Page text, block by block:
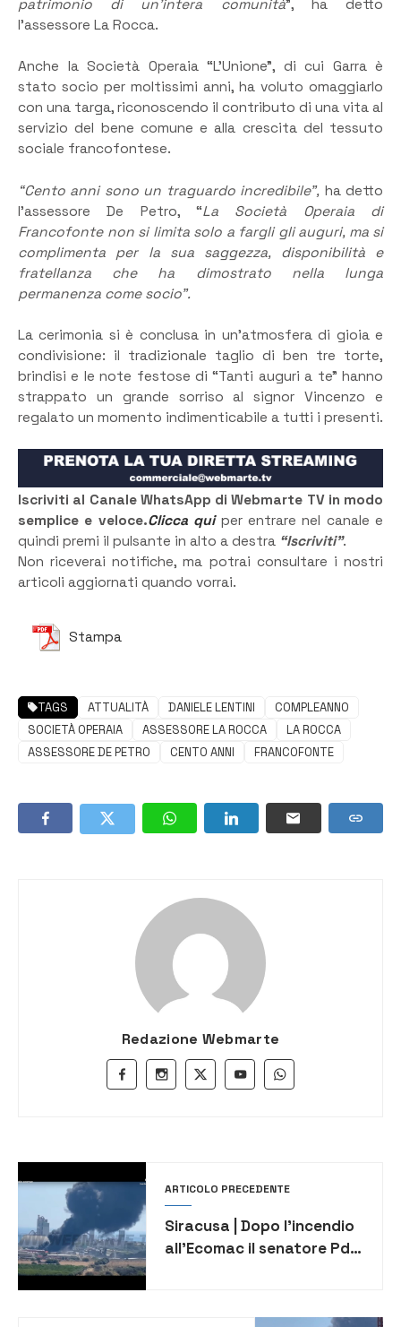
patrimonio di un’intera comunità”, ha detto
l’assessore La Rocca.
Anche la Società Operaia “L’Unione”, di cui Garra è
stato socio per moltissimi anni, ha voluto omaggiarlo
con una targa, riconoscendo il contributo di una vita al
servizio del bene comune e alla crescita del tessuto
sociale francofontese.
“Cento anni sono un traguardo incredibile”, ha detto
l’assessore De Petro, “La Società Operaia di
Francofonte non si limita solo a fargli gli auguri, ma si
complimenta per la sua saggezza, disponibilità e
fratellanza che ha dimostrato nella lunga
permanenza come socio”.
La cerimonia si è conclusa in un’atmosfera di gioia e
condivisione: il tradizionale taglio di ben tre torte,
brindisi e le note festose di “Tanti auguri a te” hanno
strappato un grande sorriso al signor Vincenzo e
regalato un momento indimenticabile a tutti i presenti.
Iscriviti al Canale WhatsApp di Webmarte TV in modo
semplice e veloce.Clicca quiper entrare nel canale e
quindi premi il pulsante in alto a destra “Iscriviti”.
Non riceverai notifiche, ma potrai consultare i nostri
articoli aggiornati quando vorrai.
Stampa
TAGS ATTUALITÀ DANIELE LENTINI
COMPLEANNO
SOCIETÀ OPERAIA
ASSESSORE LA ROCCA
LA ROCCA
ASSESSORE DE PETRO
CENTO ANNI FRANCOFONTE
Redazione Webmarte
ARTICOLO PRECEDENTE
Siracusa | Dopo l’incendio
all’Ecomac il senatore Pd
parlamentare